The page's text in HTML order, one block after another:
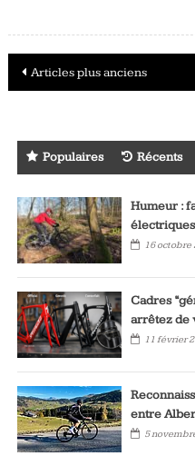
Navigation
des
articles
Articles plus anciens
Populaires Récents
Humeur :
16 octobre
Cadres
arrêtez de
11 février
entre
5